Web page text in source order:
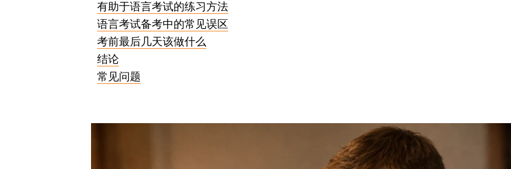
有助于语言考试的练习方法
语言考试备考中的常见误区
考前最后几天该做什么
结论
常见问题